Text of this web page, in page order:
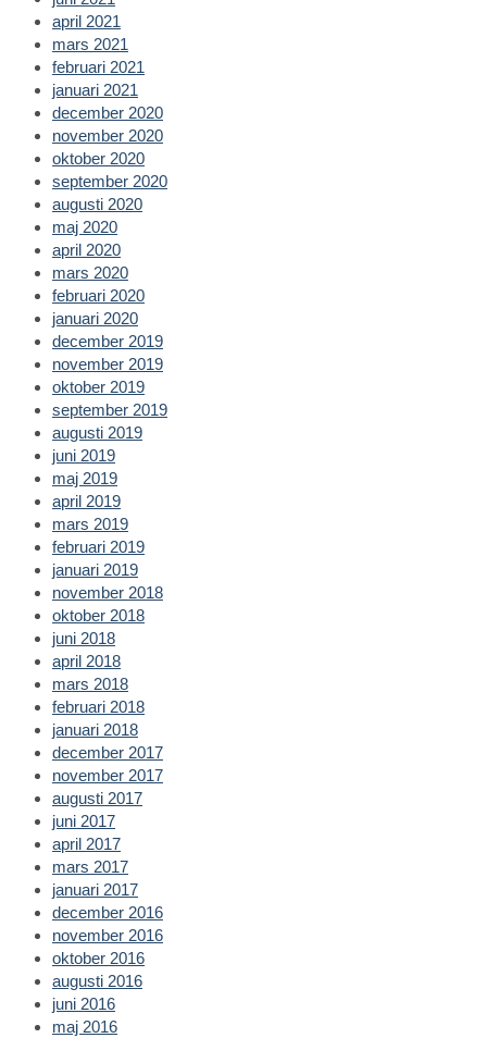
april 2021
mars 2021
februari 2021
januari 2021
december 2020
november 2020
oktober 2020
september 2020
augusti 2020
maj 2020
april 2020
mars 2020
februari 2020
januari 2020
december 2019
november 2019
oktober 2019
september 2019
augusti 2019
juni 2019
maj 2019
april 2019
mars 2019
februari 2019
januari 2019
november 2018
oktober 2018
juni 2018
april 2018
mars 2018
februari 2018
januari 2018
december 2017
november 2017
augusti 2017
juni 2017
april 2017
mars 2017
januari 2017
december 2016
november 2016
oktober 2016
augusti 2016
juni 2016
maj 2016